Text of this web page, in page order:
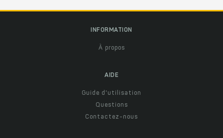
INFORMATION
À propos
AIDE
Guide d'utilisation
Questions
Contactez-nous